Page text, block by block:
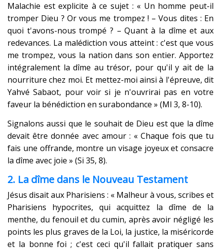
Malachie est explicite à ce sujet : « Un homme peut-il
tromper Dieu ? Or vous me trompez ! – Vous dites : En
quoi t'avons-nous trompé ? – Quant à la dîme et aux
redevances. La malédiction vous atteint : c'est que vous
me trompez, vous la nation dans son entier. Apportez
intégralement la dîme au trésor, pour qu'il y ait de la
nourriture chez moi. Et mettez-moi ainsi à l'épreuve, dit
Yahvé Sabaot, pour voir si je n'ouvrirai pas en votre
faveur la bénédiction en surabondance » (Ml 3, 8-10).
Signalons aussi que le souhait de Dieu est que la dîme
devait être donnée avec amour : « Chaque fois que tu
fais une offrande, montre un visage joyeux et consacre
la dîme avec joie » (Si 35, 8).
2. La dîme dans le Nouveau Testament
Jésus disait aux Pharisiens : « Malheur à vous, scribes et
Pharisiens hypocrites, qui acquittez la dîme de la
menthe, du fenouil et du cumin, après avoir négligé les
points les plus graves de la Loi, la justice, la miséricorde
et la bonne foi ; c'est ceci qu'il fallait pratiquer sans